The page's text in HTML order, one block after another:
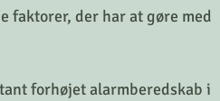
faktorer, der har at gøre med
forhøjet alarmberedskab i